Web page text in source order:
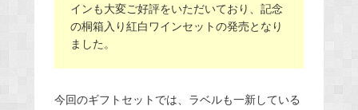
インも大変ご好評をいただいており、記念
の桐箱入り紅白ワインセットの発売となり
ました。
今回のギフトセットでは、ラベルも一新している